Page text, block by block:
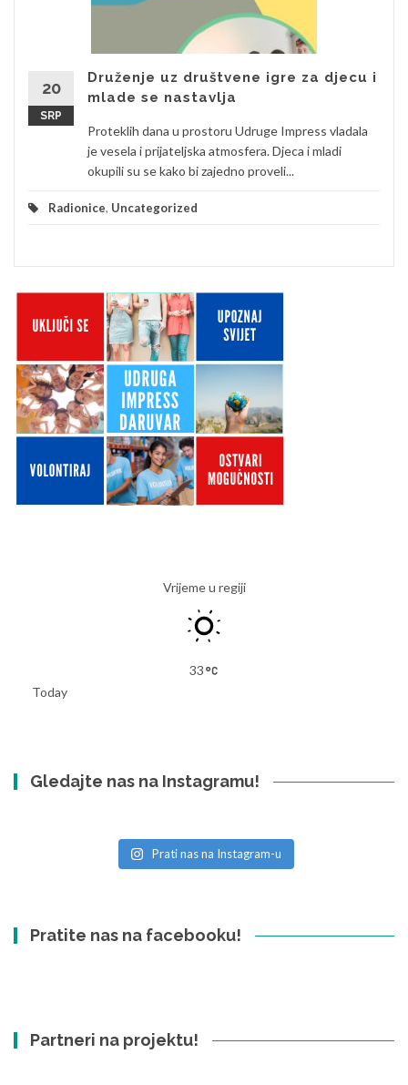
20
SRP
Druženje uz društvene igre za djecu i
mlade se nastavlja
Proteklih dana u prostoru Udruge Impress vladala
je vesela i prijateljska atmosfera. Djeca i mladi
okupili su se kako bi zajedno proveli...
Radionice, Uncategorized
Vrijeme u regiji
33
Today
Gledajte nas na Instagramu!
Prati nas na Instagram-u
Pratite nas na facebooku!
Partneri na projektu!